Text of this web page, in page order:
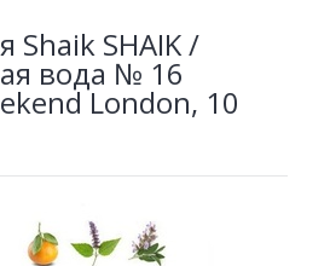
SHAIK /
вода № 16
London, 10